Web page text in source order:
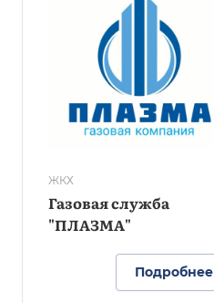
ЖКХ
Газовая служба
"ПЛАЗМА"
Подробнее